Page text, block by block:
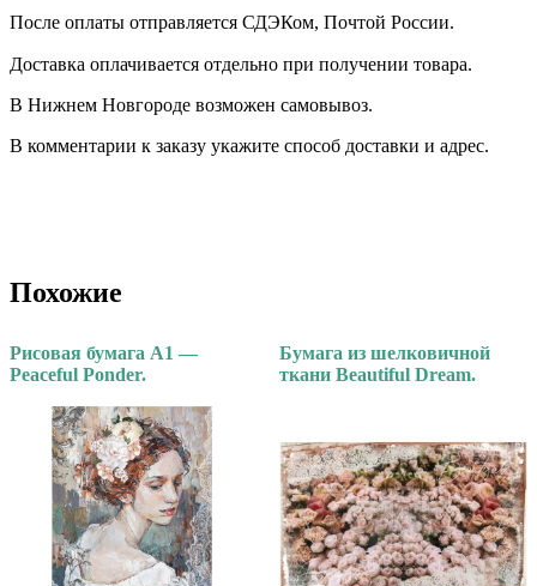
После оплаты отправляется СДЭКом, Почтой России. ⠀
Доставка оплачивается отдельно при получении товара. ⠀
В Нижнем Новгороде возможен самовывоз.
В комментарии к заказу укажите способ доставки и адрес.
Похожие
Рисовая бумага А1 —
Peaceful Ponder.
Бумага из шелковичной
ткани Beautiful Dream.